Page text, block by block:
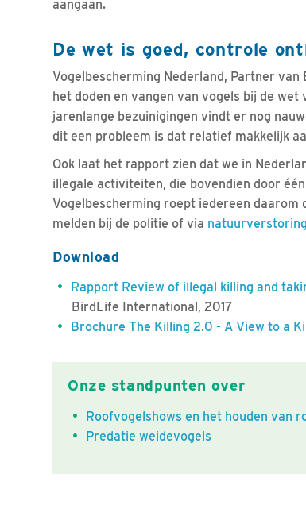
aangaan.
De wet is goed, controle
Vogelbescherming Nederland, Partner
het doden en vangen van vogels bij de
jarenlange bezuinigingen vindt er nog
dit een probleem is dat relatief makkelijk
Ook laat het rapport zien dat we in
illegale activiteiten, die bovendien door
Vogelbescherming roept iedereen
melden bij de politie of via
Download
Rapport Review of illegal killing and
BirdLife International, 2017
Brochure The Killing 2.0 - A View to a
Onze standpunten over
Roofvogelshows en het houden van
Predatie weidevogels